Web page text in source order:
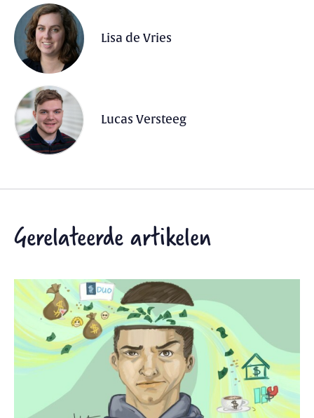
Lisa de Vries
Lucas Versteeg
Gerelateerde artikelen